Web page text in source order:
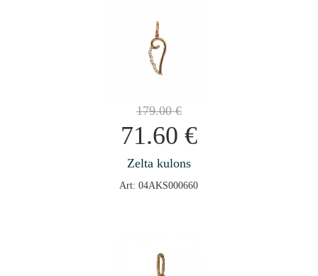
179.00€
71.60 €
Zelta kulons
Art: 04AKS000660